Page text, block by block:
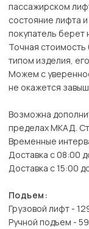
пассажирском
состояние лифта
покупатель берет
Точная стоимость
типом изделия,
Можем с
не окажется
Возможна
пределах МКАД.
Временные
Доставка с 08:00
Доставка с 15:00
Подъем:
Грузовой лифт -
Ручной подъем -